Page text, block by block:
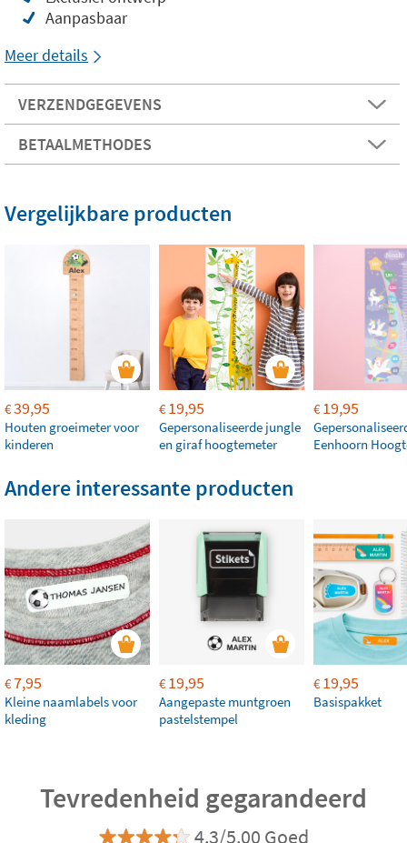
Aanpasbaar
Meer details
VERZENDGEGEVENS
BETAALMETHODES
Vergelijkbare producten
€39,95
Houten groeimeter voor
kinderen
€19,95
Gepersonaliseerde jungle
en giraf hoogtemeter
€19,95
Eenhoorn
Andere interessante producten
€7,95
Kleine naamlabels voor
kleding
€19,95
Aangepaste muntgroen
pastelstempel
€19,95
Basispakket
Tevredenheid gegarandeerd
4.3/5.00 Goed